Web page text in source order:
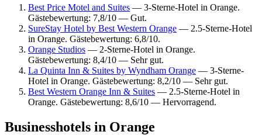
Best Price Motel and Suites — 3-Sterne-Hotel in Orange.
Gästebewertung: 7,8/10 — Gut.
SureStay Hotel by Best Western Orange — 2.5-Sterne-Hotel
in Orange. Gästebewertung: 6,8/10.
Orange Studios — 2-Sterne-Hotel in Orange.
Gästebewertung: 8,4/10 — Sehr gut.
La Quinta Inn & Suites by Wyndham Orange — 3-Sterne-
Hotel in Orange. Gästebewertung: 8,2/10 — Sehr gut.
Best Western Orange Inn & Suites — 2.5-Sterne-Hotel in
Orange. Gästebewertung: 8,6/10 — Hervorragend.
Businesshotels in Orange